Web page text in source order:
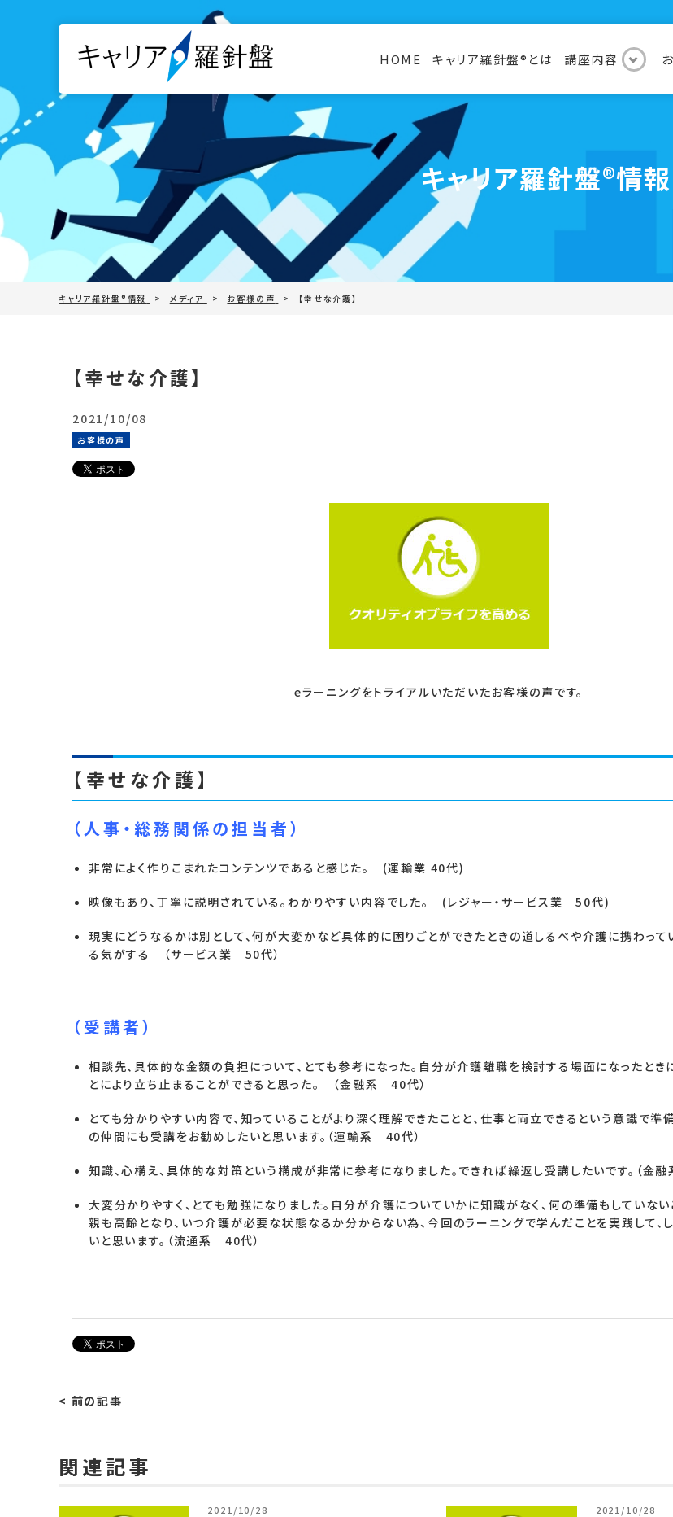
HOME キャリア羅針盤®︎とは 講座内容
キャリア羅針盤®︎情報
キャリア羅針盤®︎情報 メディア お客様の声 【幸せな介護】
【幸せな介護】
2021/10/08
お客様の声
eラーニングをトライアルいただいたお客様の声です。
【幸せな介護】
（人事・総務関係の担当者）
非常によく作りこまれたコンテンツであると感じた。 (運輸業 40代)
映像もあり、丁寧に説明されている。わかりやすい内容でした。 (レジャー・サービス業 50代)
現実にどうなるかは別として、何が大変かなど具体的に困りごとができたときの道しるべや介護に携わっ
る気がする （サービス業 50代）
（受講者）
相談先、具体的な金額の負担について、とても参考になった。自分が介護離職を検討する場面になったとき
とにより立ち止まることができると思った。 （金融系 40代）
とても分かりやすい内容で、知っていることがより深く理解できたことと、仕事と両立できるという意識で準
の仲間にも受講をお勧めしたいと思います。（運輸系 40代）
知識、心構え、具体的な対策という構成が非常に参考になりました。できれば繰返し受講したいです。（金
大変分かりやすく、とても勉強になりました。自分が介護についていかに知識がなく、何の準備もしていない
親も高齢となり、いつ介護が必要な状態なるか分からない為、今回のラーニングで学んだことを実践して、
いと思います。（流通系 40代）
< 前の記事
関連記事
2021/10/28 2021/10/28